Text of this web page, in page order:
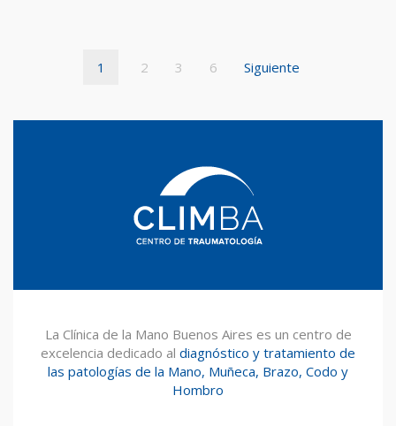
1 2 3 6 Siguiente
La Clínica de la Mano Buenos Aires es un centro de
excelencia dedicado al diagnóstico y tratamiento de
las patologías de la Mano, Muñeca, Brazo, Codo y
Hombro